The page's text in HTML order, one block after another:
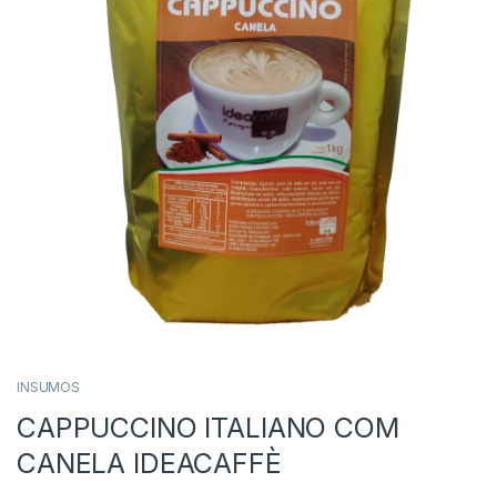
INSUMOS
CAPPUCCINO ITALIANO COM
CANELA IDEACAFFÈ